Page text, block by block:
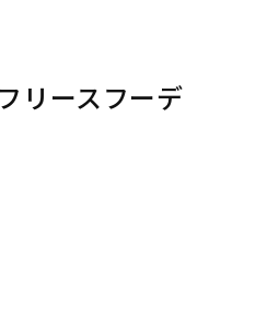
リースフーデ